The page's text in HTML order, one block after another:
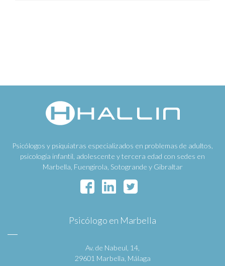
Psicólogos y psiquiatras especializados en problemas de adultos,
psicología infantil, adolescente y tercera edad con sedes en
Marbella, Fuengirola, Sotogrande y Gibraltar
Psicólogo en Marbella
Av. de Nabeul, 14,
29601 Marbella, Málaga